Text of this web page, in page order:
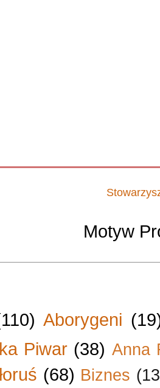
Motyw
Aborygeni
Piwar (38) Anna
(68) Biznes